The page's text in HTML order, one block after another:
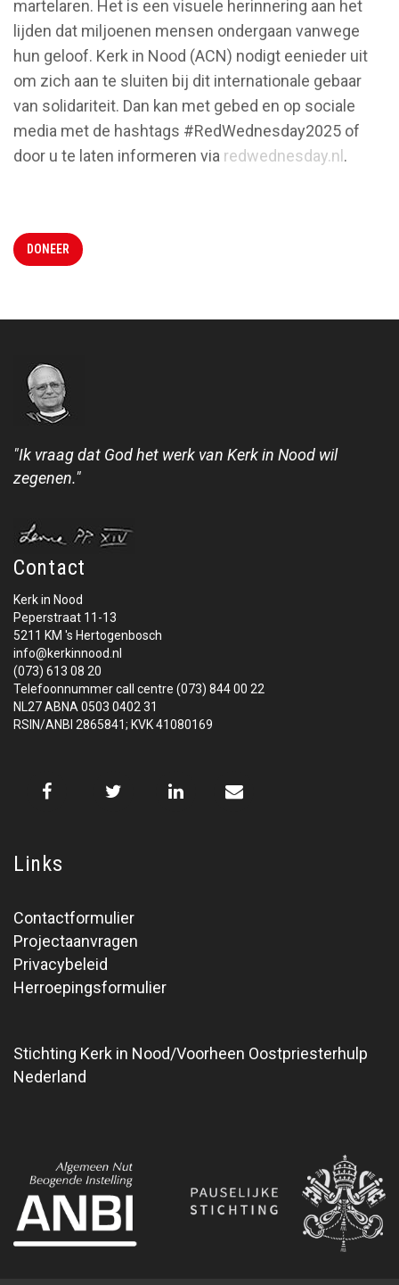
martelaren. Het is een visuele herinnering aan het
lijden dat miljoenen mensen ondergaan vanwege
hun geloof. Kerk in Nood (ACN) nodigt eenieder uit
om zich aan te sluiten bij dit internationale gebaar
van solidariteit. Dan kan met gebed en op sociale
media met de hashtags #RedWednesday2025 of
door u te laten informeren via redwednesday.nl.
DONEER
"Ik vraag dat God het werk van Kerk in Nood wil
zegenen."
Contact
Kerk in Nood
Peperstraat 11-13
5211 KM 's Hertogenbosch
info@kerkinnood.nl
(073) 613 08 20
Telefoonnummer call centre (073) 844 00 22
NL27 ABNA 0503 0402 31
RSIN/ANBI 2865841; KVK 41080169
Links
Contactformulier
Projectaanvragen
Privacybeleid
Herroepingsformulier
Stichting Kerk in Nood/Voorheen Oostpriesterhulp
Nederland